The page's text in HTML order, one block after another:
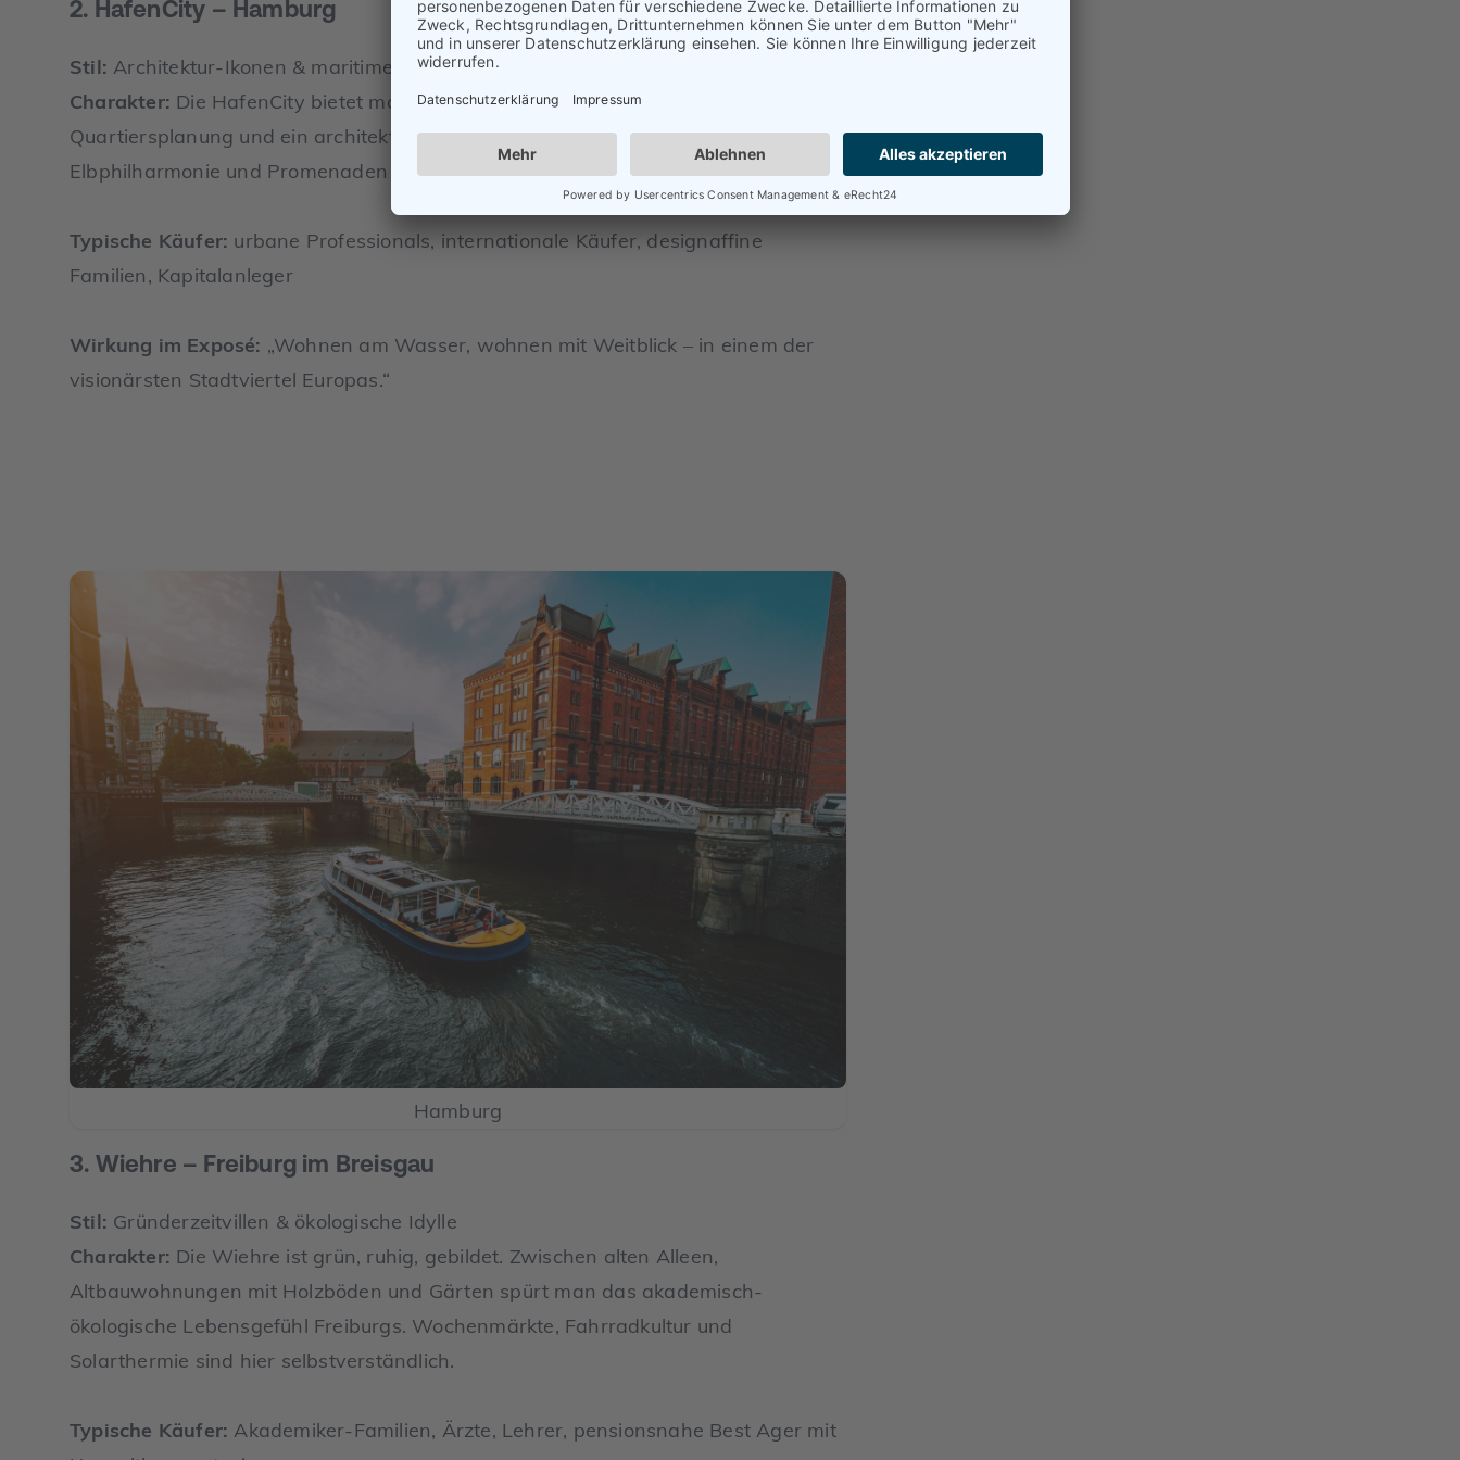
2. HafenCity – Hamburg
Stil: Architektur-Ikonen & maritimes Flair
Charakter: Die HafenCity bietet modernes Wohnen mit Wasserblick, nachhaltige
Quartiersplanung und ein architektonisch mutiges Gesicht. Zwischen
Elbphilharmonie und Promenaden entsteht hier ein neues Lebensgefühl.
Typische Käufer: urbane Professionals, internationale Käufer, designaffine
Familien, Kapitalanleger
Wirkung im Exposé: „Wohnen am Wasser, wohnen mit Weitblick – in einem der
visionärsten Stadtviertel Europas.“
Hamburg
3. Wiehre – Freiburg im Breisgau
Stil: Gründerzeitvillen & ökologische Idylle
Charakter: Die Wiehre ist grün, ruhig, gebildet. Zwischen alten Alleen,
Altbauwohnungen mit Holzböden und Gärten spürt man das akademisch-
ökologische Lebensgefühl Freiburgs. Wochenmärkte, Fahrradkultur und
Solarthermie sind hier selbstverständlich.
Typische Käufer: Akademiker-Familien, Ärzte, Lehrer, pensionsnahe Best Ager mit